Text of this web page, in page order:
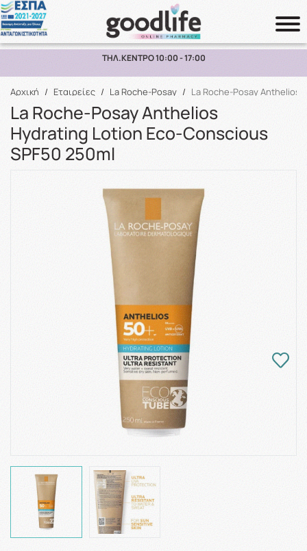
Αναζήτηση
ΠΑΡΑΛΑΒΗ ΑΠΟ ΤΟ ΚΑΤΑΣΤΗΜΑ ΑΝΩ ΤΩΝ 10€
Αρχική / Εταιρείες / La Roche-Posay / La Roche-Posay Anthelios
La Roche-Posay Anthelios
Hydrating Lotion Eco-Conscious
SPF50 250ml